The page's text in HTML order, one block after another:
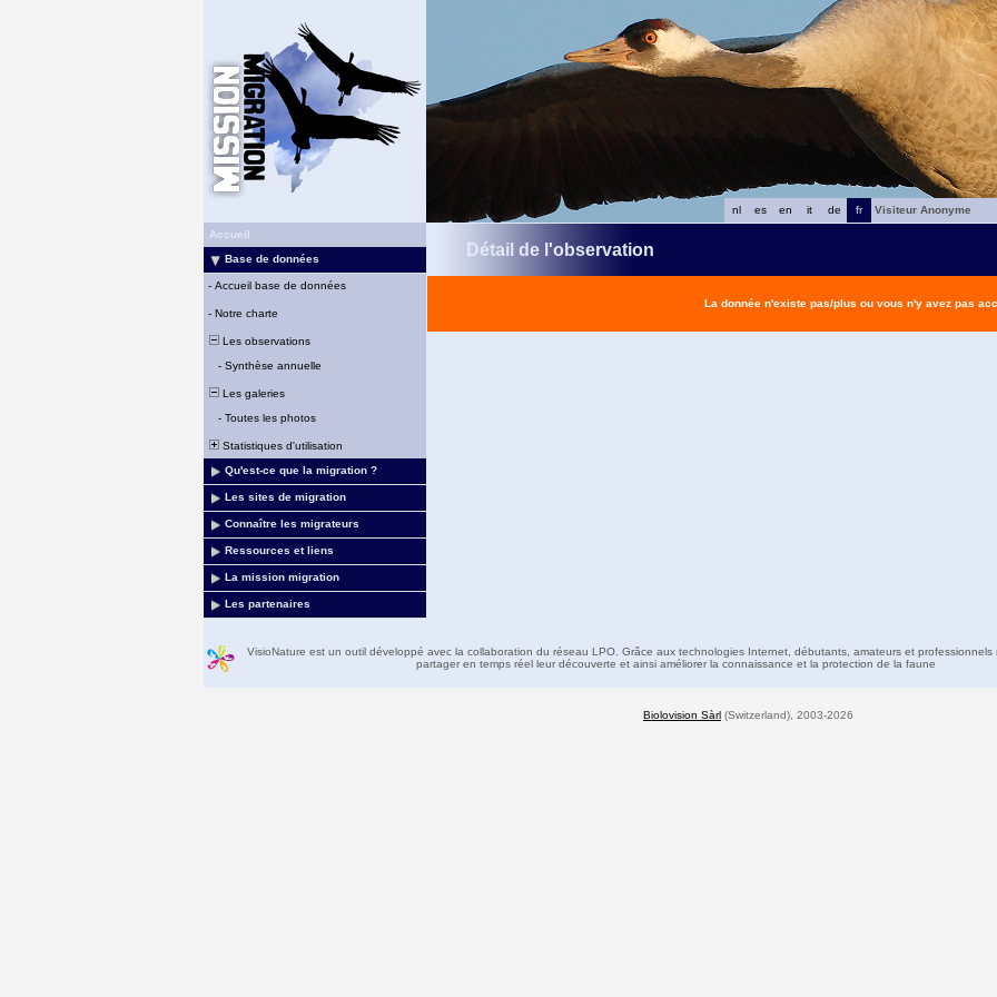
fr
de
it
en
es
nl
Visiteur Anonyme
Accueil
Base de données
- Accueil base de données
- Notre charte
Les observations
- Synthèse annuelle
Les galeries
- Toutes les photos
Statistiques d'utilisation
Qu'est-ce que la migration ?
Les sites de migration
Connaître les migrateurs
Ressources et liens
La mission migration
Les partenaires
Détail de l'observation
La donnée n'existe pas/plus ou vous n'y avez pas
VisioNature est un outil développé avec la collaboration du réseau LPO. Grâce aux technologies Internet, débutants, amateurs et professionnels
partager en temps réel leur découverte et ainsi améliorer la connaissance et la protection de la faune
Biolovision Sàrl (Switzerland), 2003-2026